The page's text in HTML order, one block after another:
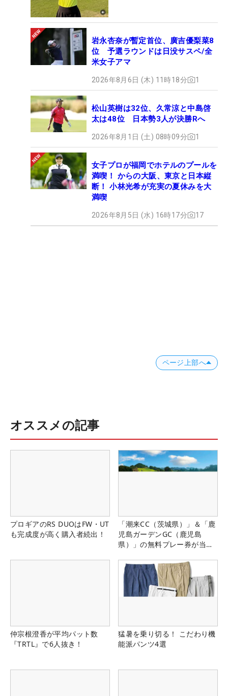
岩永杏奈が暫定首位、廣吉優梨菜8
位 予選ラウンドは日没サスペ/全
米女子アマ
2026年8月6日 (木) 11時18分 1
松山英樹は32位、久常涼と中島啓
太は48位 日本勢3人が決勝Rへ
2026年8月1日 (土) 08時09分 1
女子プロが福岡でホテルのプールを
満喫！ からの大阪、東京と日本縦
断！ 小林光希が充実の夏休みを大
満喫
2026年8月5日 (水) 16時17分 17
ページ上部へ
オススメの記事
プロギアのRS DUOはFW・UT
も完成度が高く購入者続出！
「潮来CC（茨城県）」＆「鹿
児島ガーデンGC（鹿児島
県）」の無料プレー券が当た
仲宗根澄香が平均パット数
『TRTL』で6人抜き！
猛暑を乗り切る！ こだわり機
能派パンツ4選